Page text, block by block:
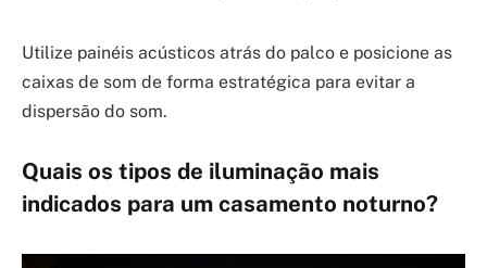
Utilize painéis acústicos atrás do palco e posicione as
caixas de som de forma estratégica para evitar a
dispersão do som.
Quais os tipos de iluminação mais
indicados para um casamento noturno?